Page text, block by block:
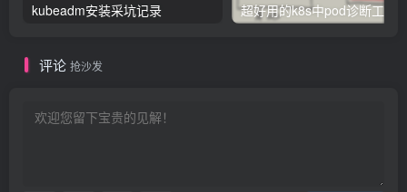
kubeadm安装采坑记录
评论 抢沙发